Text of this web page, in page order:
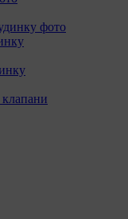
клапани